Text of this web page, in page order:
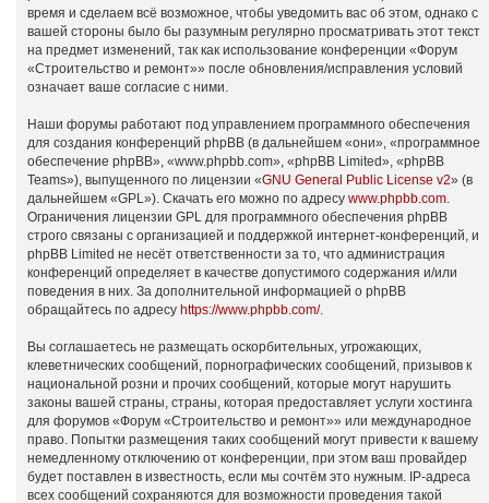
время и сделаем всё возможное, чтобы уведомить вас об этом, однако с
вашей стороны было бы разумным регулярно просматривать этот текст
на предмет изменений, так как использование конференции «Форум
«Строительство и ремонт»» после обновления/исправления условий
означает ваше согласие с ними.
Наши форумы работают под управлением программного обеспечения
для создания конференций phpBB (в дальнейшем «они», «программное
обеспечение phpBB», «www.phpbb.com», «phpBB Limited», «phpBB
Teams»), выпущенного по лицензии «GNU General Public License v2» (в
дальнейшем «GPL»). Скачать его можно по адресу www.phpbb.com.
Ограничения лицензии GPL для программного обеспечения phpBB
строго связаны с организацией и поддержкой интернет-конференций, и
phpBB Limited не несёт ответственности за то, что администрация
конференций определяет в качестве допустимого содержания и/или
поведения в них. За дополнительной информацией о phpBB
обращайтесь по адресу https://www.phpbb.com/.
Вы соглашаетесь не размещать оскорбительных, угрожающих,
клеветнических сообщений, порнографических сообщений, призывов к
национальной розни и прочих сообщений, которые могут нарушить
законы вашей страны, страны, которая предоставляет услуги хостинга
для форумов «Форум «Строительство и ремонт»» или международное
право. Попытки размещения таких сообщений могут привести к вашему
немедленному отключению от конференции, при этом ваш провайдер
будет поставлен в известность, если мы сочтём это нужным. IP-адреса
всех сообщений сохраняются для возможности проведения такой